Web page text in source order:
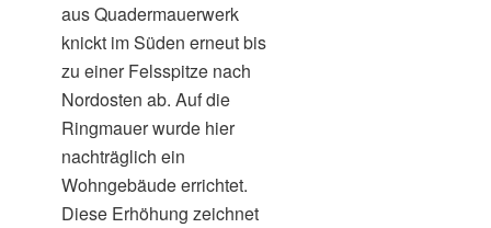
aus Quadermauerwerk
knickt im Süden erneut bis
zu einer Felsspitze nach
Nordosten ab. Auf die
Ringmauer wurde hier
nachträglich ein
Wohngebäude errichtet.
Diese Erhöhung zeichnet